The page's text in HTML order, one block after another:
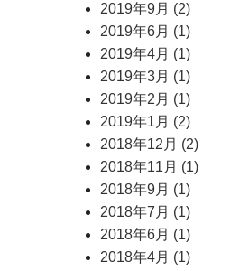
2019年9月 (2)
2019年6月 (1)
2019年4月 (1)
2019年3月 (1)
2019年2月 (1)
2019年1月 (2)
2018年12月 (2)
2018年11月 (1)
2018年9月 (1)
2018年7月 (1)
2018年6月 (1)
2018年4月 (1)